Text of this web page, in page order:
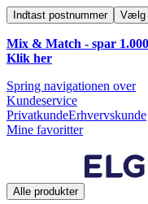
Indtast postnummer Vælg
Mix & Match - spar
Klik her
Spring navigationen over
Kundeservice
PrivatkundeErhvervskunde
Mine favoritter
Alle produkter